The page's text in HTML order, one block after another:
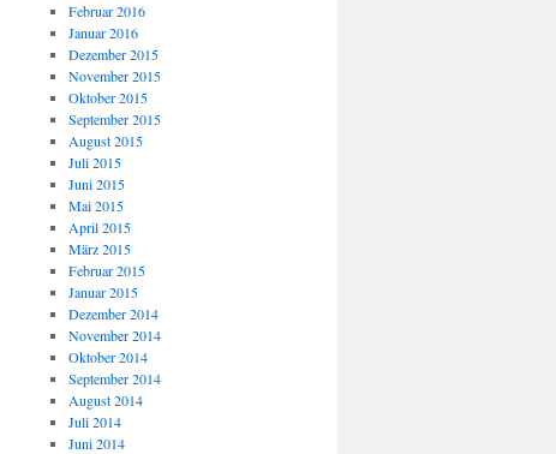
Februar 2016
Januar 2016
Dezember 2015
November 2015
Oktober 2015
September 2015
August 2015
Juli 2015
Juni 2015
Mai 2015
April 2015
März 2015
Februar 2015
Januar 2015
Dezember 2014
November 2014
Oktober 2014
September 2014
August 2014
Juli 2014
Juni 2014